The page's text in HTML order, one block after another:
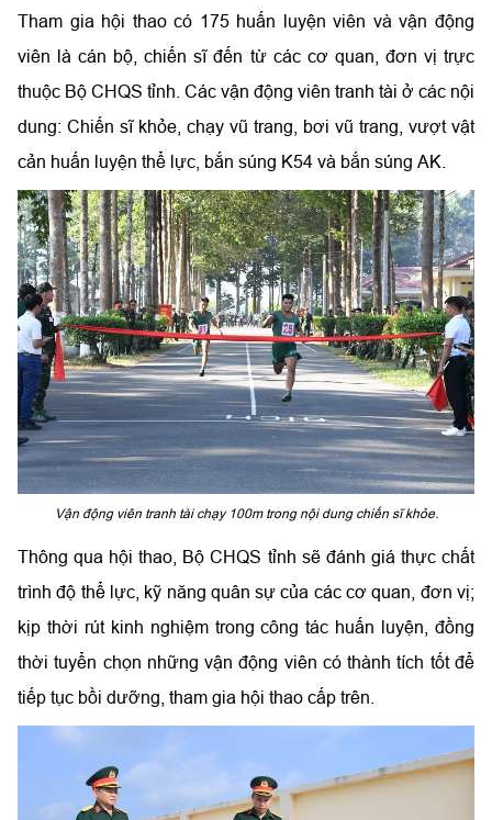
Tham gia hội thao có 175 huấn luyện viên và vận động
viên là cán bộ, chiến sĩ đến từ các cơ quan, đơn vị trực
thuộc Bộ CHQS tỉnh. Các vận động viên tranh tài ở các nội
dung: Chiến sĩ khỏe, chạy vũ trang, bơi vũ trang, vượt vật
cản huấn luyện thể lực, bắn súng K54 và bắn súng AK.
Vận động viên tranh tài chạy 100m trong nội dung chiến sĩ khỏe.
Thông qua hội thao, Bộ CHQS tỉnh sẽ đánh giá thực chất
trình độ thể lực, kỹ năng quân sự của các cơ quan, đơn vị;
kịp thời rút kinh nghiệm trong công tác huấn luyện, đồng
thời tuyển chọn những vận động viên có thành tích tốt để
tiếp tục bồi dưỡng, tham gia hội thao cấp trên.